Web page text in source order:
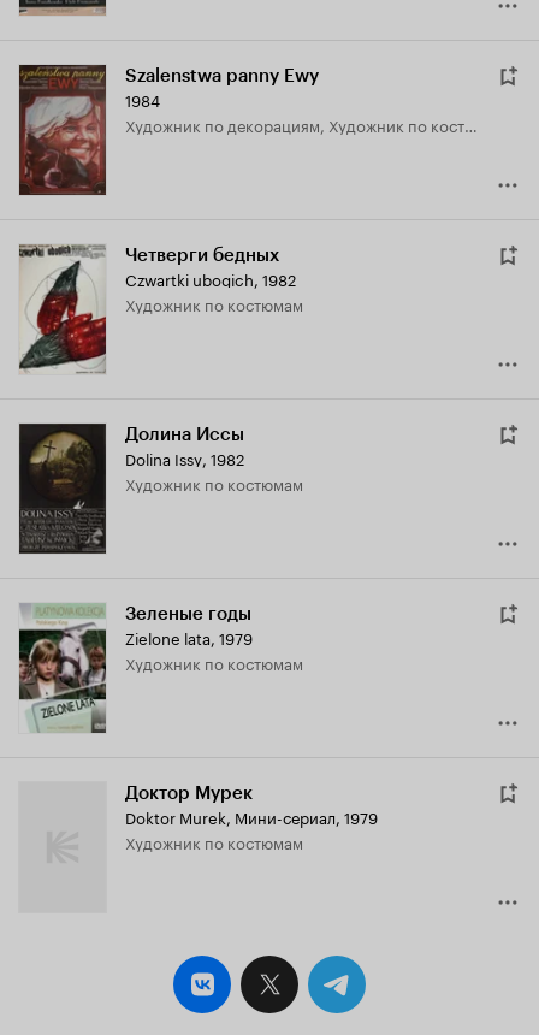
Szalenstwa panny Ewy
1984
Художник по декорациям, Художник по костюмам
Четверги бедных
Czwartki ubogich, 1982
Художник по костюмам
Долина Иссы
Dolina Issy, 1982
Художник по костюмам
Зеленые годы
Zielone lata, 1979
Художник по костюмам
Доктор Мурек
Doktor Murek, Мини-сериал, 1979
Художник по костюмам